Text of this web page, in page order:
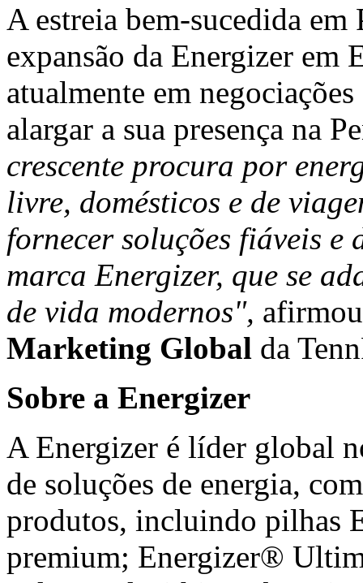
A estreia bem-sucedida
expansão da Energizer em
atualmente em
alargar a sua presença na
crescente procura por
livre, domésticos e de
fornecer soluções fiáveis e
marca Energizer, que se
de vida modernos",
Marketing Global da
Sobre a Energizer
A Energizer é líder global
de soluções de energia,
produtos, incluindo pilhas
premium; Energizer®